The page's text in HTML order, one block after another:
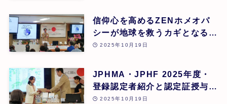
ック 院長) | 第26回
信仰心を高めるZENホメオパ
シーが地球を救うカギとなる |
道繁良 | 第26回
2025年10月19日
JPHMA・JPHF 2025年度・
登録認定者紹介と認定証授与式
| 第26回
2025年10月19日